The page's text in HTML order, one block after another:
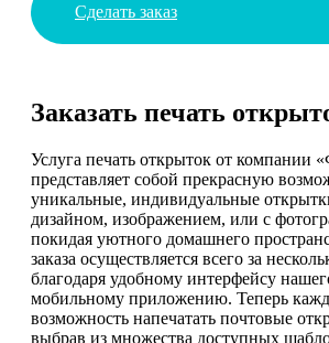
Сделать заказ
Заказать печать
Услуга печать открыток от компании
представляет собой прекрасную
уникальные, индивидуальные
дизайном, изображением, или с
покидая уютного домашнего
заказа осуществляется всего за
благодаря удобному интерфейсу
мобильному приложению. Теперь
возможность напечатать почтовые
выбрав из множества доступных